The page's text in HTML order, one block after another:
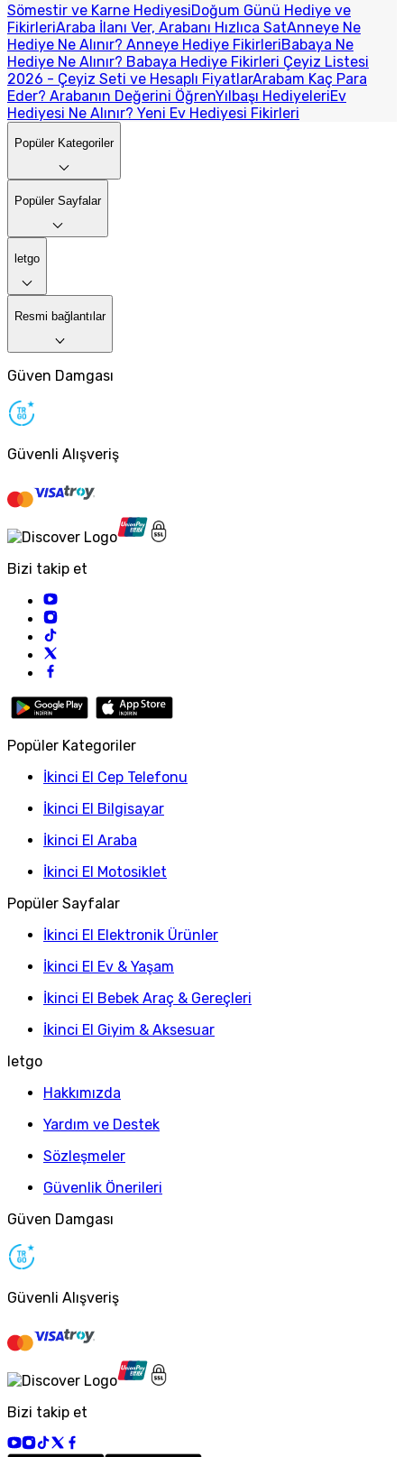
Sömestir ve Karne HediyesiDoğum Günü Hediye ve
FikirleriAraba İlanı Ver, Arabanı Hızlıca SatAnneye Ne
Hediye Ne Alınır? Anneye Hediye FikirleriBabaya Ne
Hediye Ne Alınır? Babaya Hediye Fikirleri Çeyiz Listesi
2026 - Çeyiz Seti ve Hesaplı FiyatlarArabam Kaç Para
Eder? Arabanın Değerini ÖğrenYılbaşı HediyeleriEv
Hediyesi Ne Alınır? Yeni Ev Hediyesi Fikirleri
Popüler Kategoriler
Popüler Sayfalar
letgo
Resmi bağlantılar
Güven Damgası
Güvenli Alışveriş
Bizi takip et
Popüler Kategoriler
İkinci El Cep Telefonu
İkinci El Bilgisayar
İkinci El Araba
İkinci El Motosiklet
Popüler Sayfalar
İkinci El Elektronik Ürünler
İkinci El Ev & Yaşam
İkinci El Bebek Araç & Gereçleri
İkinci El Giyim & Aksesuar
letgo
Hakkımızda
Yardım ve Destek
Sözleşmeler
Güvenlik Önerileri
Güven Damgası
Güvenli Alışveriş
Bizi takip et